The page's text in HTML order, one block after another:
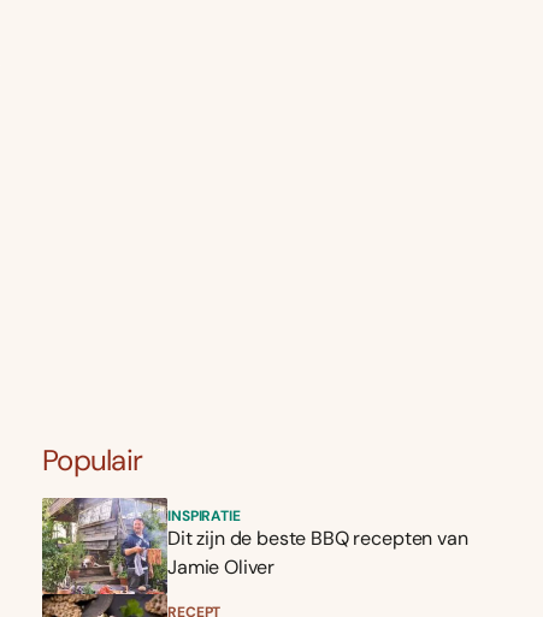
Populair
INSPIRATIE
Dit zijn de beste BBQ recepten van
Jamie Oliver
RECEPT